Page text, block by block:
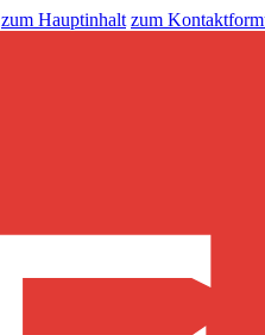
zum Hauptinhalt zum